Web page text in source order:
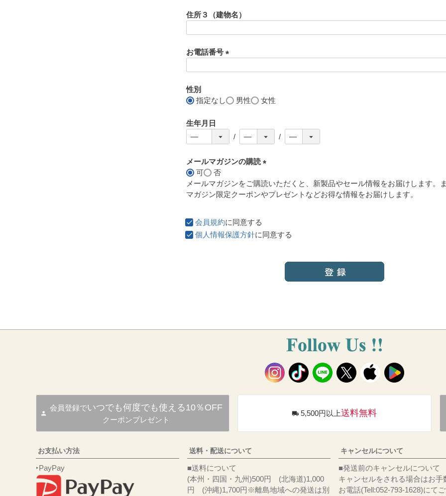
須
住所３（建物名）
お電話番号
)
性別
指定なし
男性 女性
生年月日
メールマガジンの購読
必
須
可
否
メールマガジンをご購読いただくと、新製品やセール情報をお届けします。
マガジン限定クーポンやプレゼントなどお得な情報をお届けします。
会員規約に同意する
個人情報保護方針に同意する
会員登録でいつでも何度でも使える10％OFF
クーポンプレゼント
5,500円以上送料無料
お支払い方法
‣PayPay
送料・配送について
■送料について
(本州・四国・九州)500円 (北海道)1,000
円 (沖縄)1,700円※離島地域への発送は別
キャンセルについて
■発送前のキャンセルについて
キャンセルをされる場合はお手
お電話(Tell:052-793-1628)にて